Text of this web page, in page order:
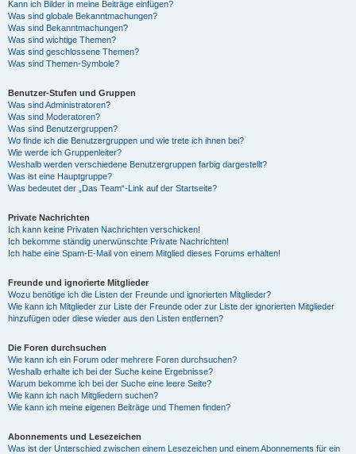
Kann ich Bilder in meine Beiträge einfügen?
Was sind globale Bekanntmachungen?
Was sind Bekanntmachungen?
Was sind wichtige Themen?
Was sind geschlossene Themen?
Was sind Themen-Symbole?
Benutzer-Stufen und Gruppen
Was sind Administratoren?
Was sind Moderatoren?
Was sind Benutzergruppen?
Wo finde ich die Benutzergruppen und wie trete ich ihnen bei?
Wie werde ich Gruppenleiter?
Weshalb werden verschiedene Benutzergruppen farbig dargestellt?
Was ist eine Hauptgruppe?
Was bedeutet der „Das Team“-Link auf der Startseite?
Private Nachrichten
Ich kann keine Privaten Nachrichten verschicken!
Ich bekomme ständig unerwünschte Private Nachrichten!
Ich habe eine Spam-E-Mail von einem Mitglied dieses Forums erhalten!
Freunde und ignorierte Mitglieder
Wozu benötige ich die Listen der Freunde und ignorierten Mitglieder?
Wie kann ich Mitglieder zur Liste der Freunde oder zur Liste der ignorierten Mitglieder
hinzufügen oder diese wieder aus den Listen entfernen?
Die Foren durchsuchen
Wie kann ich ein Forum oder mehrere Foren durchsuchen?
Weshalb erhalte ich bei der Suche keine Ergebnisse?
Warum bekomme ich bei der Suche eine leere Seite?
Wie kann ich nach Mitgliedern suchen?
Wie kann ich meine eigenen Beiträge und Themen finden?
Abonnements und Lesezeichen
Was ist der Unterschied zwischen einem Lesezeichen und einem Abonnements für ein